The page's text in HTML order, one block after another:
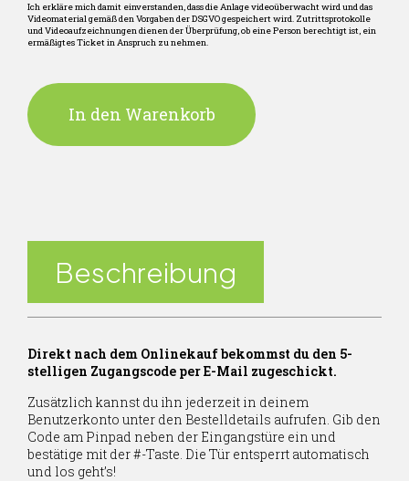
Ich erkläre mich damit einverstanden, dass die Anlage videoüberwacht wird und das
Videomaterial gemäß den Vorgaben der DSGVO gespeichert wird. Zutrittsprotokolle
und Videoaufzeichnungen dienen der Überprüfung, ob eine Person berechtigt ist, ein
ermäßigtes Ticket in Anspruch zu nehmen.
In den Warenkorb
Beschreibung
Direkt nach dem Onlinekauf bekommst du den 5-
stelligen Zugangscode per E-Mail zugeschickt.
Zusätzlich kannst du ihn jederzeit in deinem
Benutzerkonto unter den Bestelldetails aufrufen. Gib den
Code am Pinpad neben der Eingangstüre ein und
bestätige mit der #-Taste. Die Tür entsperrt automatisch
und los geht’s!